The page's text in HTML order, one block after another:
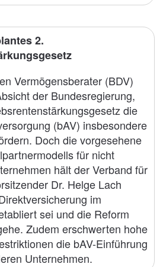
2.
Vermögensberater (BDV)
der Bundesregierung,
die
(bAV) insbesondere
Doch die vorgesehene
für nicht
hält der Verband für
Dr. Helge Lach
im
sei und die Reform
Zudem erschwerten hohe
die bAV-Einführung
Unternehmen.